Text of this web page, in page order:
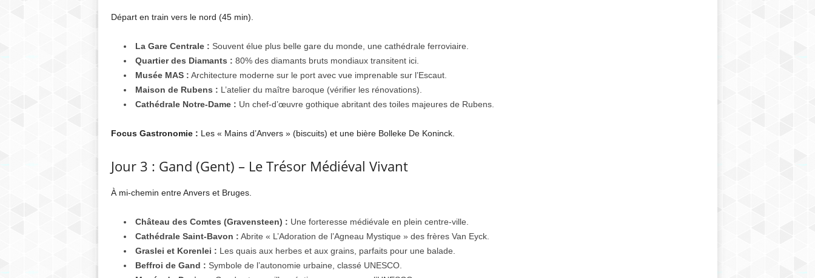
Départ en train vers le nord (45 min).
La Gare Centrale : Souvent élue plus belle gare du monde, une cathédrale ferroviaire.
Quartier des Diamants : 80% des diamants bruts mondiaux transitent ici.
Musée MAS : Architecture moderne sur le port avec vue imprenable sur l’Escaut.
Maison de Rubens : L’atelier du maître baroque (vérifier les rénovations).
Cathédrale Notre-Dame : Un chef-d’œuvre gothique abritant des toiles majeures de Rubens.
Focus Gastronomie : Les « Mains d’Anvers » (biscuits) et une bière Bolleke De Koninck.
Jour 3 : Gand (Gent) – Le Trésor Médiéval Vivant
À mi-chemin entre Anvers et Bruges.
Château des Comtes (Gravensteen) : Une forteresse médiévale en plein centre-ville.
Cathédrale Saint-Bavon : Abrite « L’Adoration de l’Agneau Mystique » des frères Van Eyck.
Graslei et Korenlei : Les quais aux herbes et aux grains, parfaits pour une balade.
Beffroi de Gand : Symbole de l’autonomie urbaine, classé UNESCO.